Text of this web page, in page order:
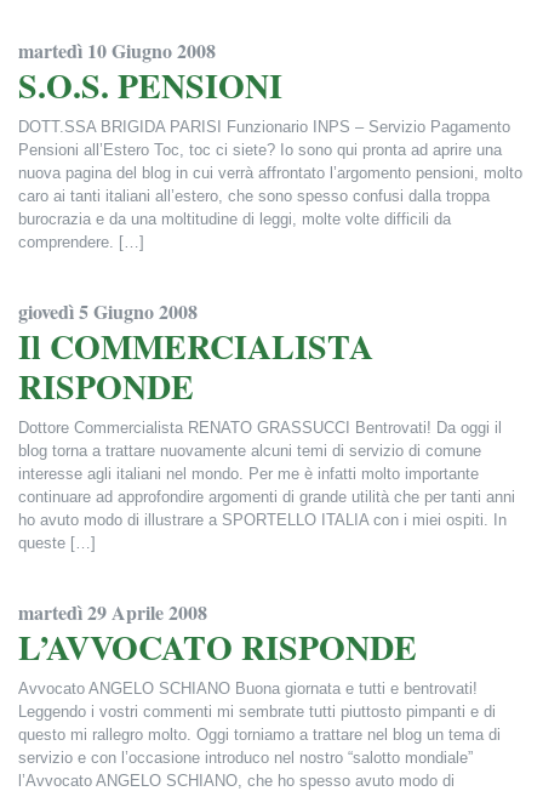
martedì 10 Giugno 2008
S.O.S. PENSIONI
DOTT.SSA BRIGIDA PARISI Funzionario INPS – Servizio Pagamento
Pensioni all’Estero Toc, toc ci siete? Io sono qui pronta ad aprire una
nuova pagina del blog in cui verrà affrontato l’argomento pensioni, molto
caro ai tanti italiani all’estero, che sono spesso confusi dalla troppa
burocrazia e da una moltitudine di leggi, molte volte difficili da
comprendere. […]
giovedì 5 Giugno 2008
Il COMMERCIALISTA
RISPONDE
Dottore Commercialista RENATO GRASSUCCI Bentrovati! Da oggi il
blog torna a trattare nuovamente alcuni temi di servizio di comune
interesse agli italiani nel mondo. Per me è infatti molto importante
continuare ad approfondire argomenti di grande utilità che per tanti anni
ho avuto modo di illustrare a SPORTELLO ITALIA con i miei ospiti. In
queste […]
martedì 29 Aprile 2008
L’AVVOCATO RISPONDE
Avvocato ANGELO SCHIANO Buona giornata e tutti e bentrovati!
Leggendo i vostri commenti mi sembrate tutti piuttosto pimpanti e di
questo mi rallegro molto. Oggi torniamo a trattare nel blog un tema di
servizio e con l’occasione introduco nel nostro “salotto mondiale”
l’Avvocato ANGELO SCHIANO, che ho spesso avuto modo di